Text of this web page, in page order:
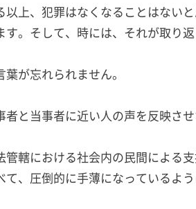
以上、犯罪はなくなることはない
す。そして、時には、それが取り
が忘れられません。
者と当事者に近い人の声を反映さ
管轄における社会内の民間による
、圧倒的に手薄になっているよう